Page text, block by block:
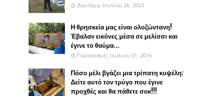
Δευτέρα, Ιουνίου 26, 2023
Η θρησκεία μας είναι ολοζώντανη!
Έβαλαν εικόνες μέσα σε μελίσσι και
έγινε το θαύμα...
Παρασκευή, Ιουλίου 01, 2016
Πόσο μέλι βγάζει μια τρίπατη κυψέλη:
Δείτε αυτό τον τρύγο που έγινε
προχθές και θα πάθετε σοκ!!!